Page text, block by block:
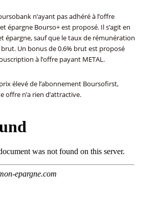
n’ayant pas adhéré à l’offre
épargne Bourso+ est proposé. Il s’agit en
épargne, sauf que le taux de rémunération
brut. Un bonus de 0.6% brut est proposé
à l’offre payant METAL.
élevé de l’abonnement Boursofirst,
offre n’a rien d’attractive.